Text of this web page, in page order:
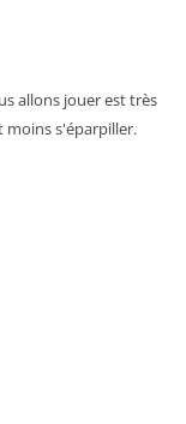
allons jouer est très
s'éparpiller.